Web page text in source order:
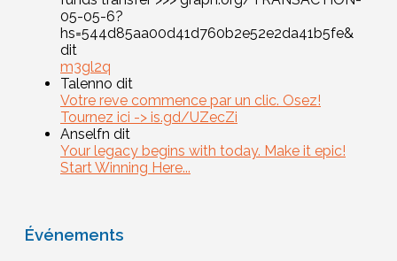
05-05-6?
hs=544d85aa00d41d760b2e52e2da41b5fe&
dit
m3gl2q
Talenno dit
Votre reve commence par un clic. Osez!
Tournez ici -> is.gd/UZecZi
Anselfn dit
Your legacy begins with today. Make it epic!
Start Winning Here...
Événements